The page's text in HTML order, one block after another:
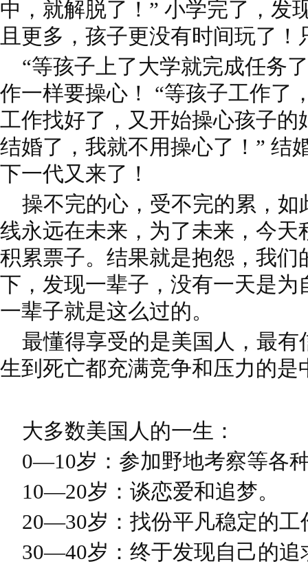
中，就解脱了！” 小学完了，发
且更多，孩子更没有时间玩了！
“等孩子上了大学就完成任务
作一样要操心！ “等孩子工作了
工作找好了，又开始操心孩子的
结婚了，我就不用操心了！” 结
下一代又来了！
操不完的心，受不完的累，如
线永远在未来，为了未来，今天
积累票子。结果就是抱怨，我们
下，发现一辈子，没有一天是为
一辈子就是这么过的。
最懂得享受的是美国人，最有
生到死亡都充满竞争和压力的是
大多数美国人的一生：
0—10岁：参加野地考察等各
10—20岁：谈恋爱和追梦。
20—30岁：找份平凡稳定的工
30—40岁：终于发现自己的追